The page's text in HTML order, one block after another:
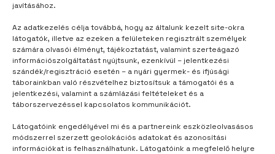
javításához.
Az adatkezelés célja továbbá, hogy az általunk kezelt site-okra
látogatók, illetve az ezeken a felületeken regisztrált személyek
számára olvasói élményt, tájékoztatást, valamint szerteágazó
információszolgáltatást nyújtsunk, ezenkívül – jelentkezési
szándék/regisztráció esetén – a nyári gyermek- és ifjúsági
táborainkban való részvételhez biztosítsuk a támogatói és a
jelentkezési, valamint a számlázási feltételeket és a
táborszervezéssel kapcsolatos kommunikációt.
Látogatóink engedélyével mi és a partnereink eszközleolvasásos
módszerrel szerzett geolokációs adatokat és azonosítási
információkat is felhasználhatunk. Látogatóink a megfelelő helyre